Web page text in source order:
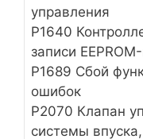
управления
Р1640
записи
Р1689 Сбой
ошибок
Р2070 Клапан
системы